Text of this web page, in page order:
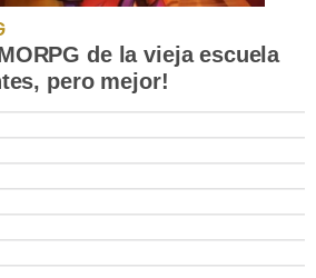
de la vieja escuela
pero mejor!